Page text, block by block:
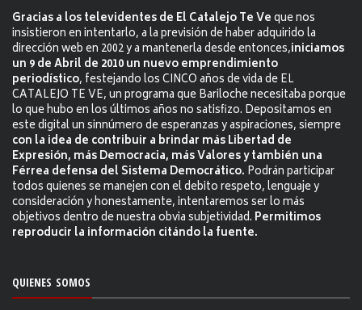
Gracias a los televidentes de El Catalejo Te Veque nos
insistieron en intentarlo, a la previsión de haber adquirido la
dirección web en 2002 y a mantenerla desde entonces,iniciamos
un 9 de Abril de 2010 un nuevo emprendimiento
periodístico, festejando los CINCO años de vida de EL
CATALEJO TE VE, un programa que Bariloche necesitaba porque
lo que hubo en los últimos años no satisfizo. Depositamos en
este digital un sinnúmero de esperanzas y aspiraciones, siempre
con la idea de contribuir a brindar más Libertad de
Expresión, más Democracia, más Valores y también una
Férrea defensa del Sistema Democrático. Podrán participar
todos quienes se manejen con el debito respeto, lenguaje y
consideración y honestamente, intentaremos ser lo más
objetivos dentro de nuestra obvia subjetividad. Permitimos
reproducir la información citándo la fuente.
QUIENES SOMOS